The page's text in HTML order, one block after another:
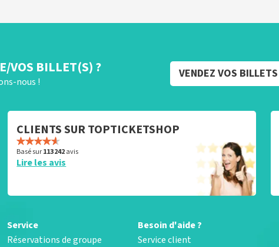
VOS BILLET(S) ?
nous !
VENDEZ VOS BILLETS
CLIENTS SUR TOPTICKETSHOP
Basé sur113 242avis
Lire les avis
Service
Réservations de groupe
Besoin d'aide ?
Service client